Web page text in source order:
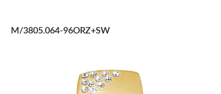
M/3805.064-96ORZ+SW